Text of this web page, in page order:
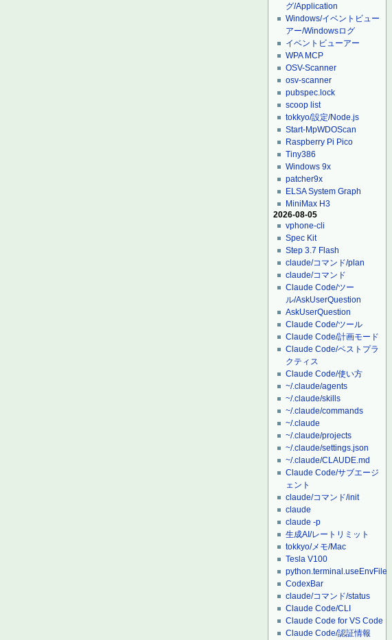
グ/Application
Windows/イベントビュー
アー/Windowsログ
イベントビューアー
WPA MCP
OSV-Scanner
osv-scanner
pubspec.lock
scoop list
tokkyo/設定/Node.js
Start-MpWDOScan
Raspberry Pi Pico
Tiny386
Windows 9x
patcher9x
ELSA System Graph
MiniMax H3
2026-08-05
vphone-cli
Spec Kit
Step 3.7 Flash
claude/コマンド/plan
claude/コマンド
Claude Code/ツー
ル/AskUserQuestion
AskUserQuestion
Claude Code/ツール
Claude Code/計画モード
Claude Code/ベストプラ
クティス
Claude Code/使い方
~/.claude/agents
~/.claude/skills
~/.claude/commands
~/.claude
~/.claude/projects
~/.claude/settings.json
~/.claude/CLAUDE.md
Claude Code/サブエージ
ェント
claude/コマンド/init
claude
claude -p
生成AI/レートリミット
tokkyo/メモ/Mac
Tesla V100
python.terminal.useEnvFile
CodexBar
claude/コマンド/status
Claude Code/CLI
Claude Code for VS Code
Claude Code/認証情報